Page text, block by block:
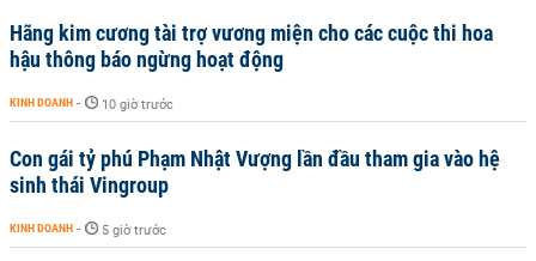
Hãng kim cương tài trợ vương miện cho các cuộc thi hoa
hậu thông báo ngừng hoạt động
KINH DOANH - 10 giờ trước
Con gái tỷ phú Phạm Nhật Vượng lần đầu tham gia vào hệ
sinh thái Vingroup
KINH DOANH - 5 giờ trước